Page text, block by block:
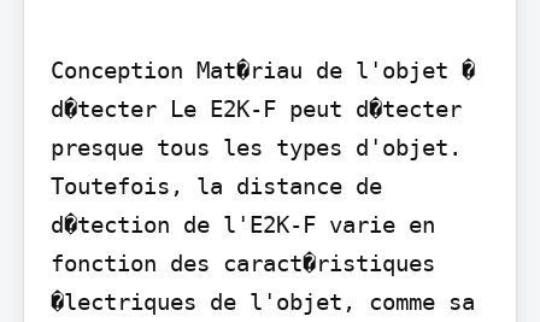
Conception Mat�riau de l'objet �
d�tecter Le E2K-F peut d�tecter
presque tous les types d'objet.
Toutefois, la distance de
d�tection de l'E2K-F varie en
fonction des caract�ristiques
�lectriques de l'objet, comme sa